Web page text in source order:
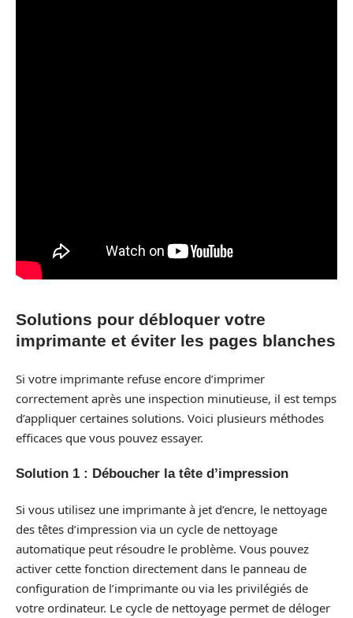
Solutions pour débloquer votre
imprimante et éviter les pages blanches
Si votre imprimante refuse encore d’imprimer
correctement après une inspection minutieuse, il est temps
d’appliquer certaines solutions. Voici plusieurs méthodes
efficaces que vous pouvez essayer.
Solution 1 : Déboucher la tête d’impression
Si vous utilisez une imprimante à jet d’encre, le nettoyage
des têtes d’impression via un cycle de nettoyage
automatique peut résoudre le problème. Vous pouvez
activer cette fonction directement dans le panneau de
configuration de l’imprimante ou via les privilégiés de
votre ordinateur. Le cycle de nettoyage permet de déloger